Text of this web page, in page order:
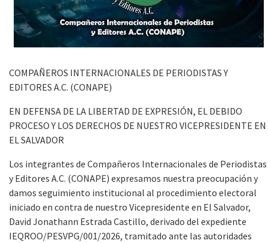
COMPAÑEROS INTERNACIONALES DE PERIODISTAS Y
EDITORES A.C. (CONAPE)
EN DEFENSA DE LA LIBERTAD DE EXPRESIÓN, EL DEBIDO
PROCESO Y LOS DERECHOS DE NUESTRO VICEPRESIDENTE EN
EL SALVADOR
Los integrantes de Compañeros Internacionales de Periodistas
y Editores A.C. (CONAPE) expresamos nuestra preocupación y
damos seguimiento institucional al procedimiento electoral
iniciado en contra de nuestro Vicepresidente en El Salvador,
David Jonathann Estrada Castillo, derivado del expediente
IEQROO/PESVPG/001/2026, tramitado ante las autoridades